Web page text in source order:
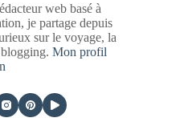
web basé à
je partage depuis
sur le voyage, la
Mon profil